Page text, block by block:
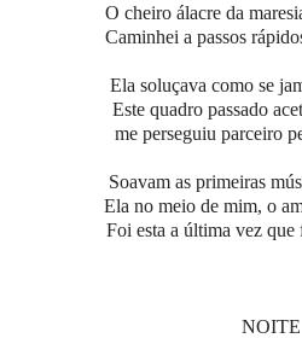
O cheiro álacre da
Caminhei a passos
Ela soluçava como se
Este quadro passado
me perseguiu parceiro
Soavam as primeiras
Ela no meio de mim, o
Foi esta a última vez
NOITE